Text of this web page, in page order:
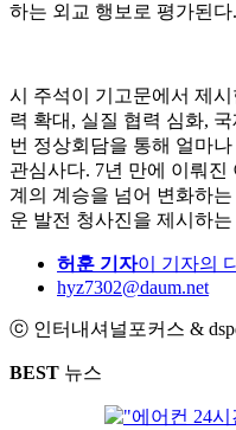
하는 외교 행보로 평가된다.
시 주석이 기고문에서 제
력 확대, 실질 협력 심화,
번 정상회담을 통해 얼마
관심사다. 7년 만에 이뤄
계의 계승을 넘어 변화하
운 발전 청사진을 제시하
허훈 기자이 기자의
hyz7302@daum.net
ⓒ 인터내셔널포커스 &
BEST 뉴스